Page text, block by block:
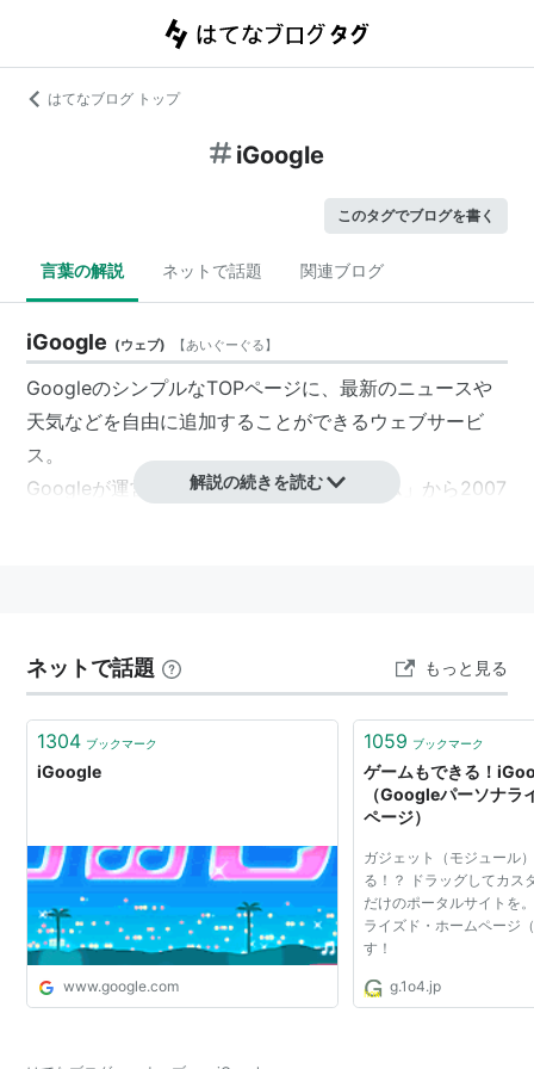
はてなブログ トップ
iGoogle
このタグでブログを書く
言葉の解説 ネットで話題 関連ブログ
iGoogle (ウェブ) 【あいぐーぐる】
GoogleのシンプルなTOPページに、最新のニュースや
天気などを自由に追加することができるウェブサービ
ス。
Googleが運営。「パーソナライズド ホーム」から2007
を変えることもできる。
2012年7月31日にモバイル版が廃止され、2013年11月1
日にサービスが廃止された。
解説の続きを読む
ネットで話題 もっと見る
1304 ブックマーク
iGoogle
www.google.com
1059 ブックマーク
ゲームもできる！
（Googleパーソナラ
ページ）
ガジェット（モジュール
る！？ ドラッグしてカス
だけのポータルサイトを
ライズド・ホームページ
す！
g.1o4.jp